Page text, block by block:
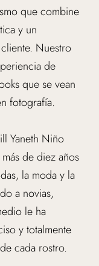
y un
Nuestro
de
que se vean
fotografía.
de diez años
la moda y la
a novias,
le ha
y totalmente
cada rostro.